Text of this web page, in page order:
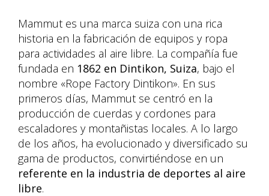
Mammut es una marca suiza con una rica
historia en la fabricación de equipos y ropa
para actividades al aire libre. La compañía fue
fundada en 1862 en Dintikon, Suiza, bajo el
nombre «Rope Factory Dintikon». En sus
primeros días, Mammut se centró en la
producción de cuerdas y cordones para
escaladores y montañistas locales. A lo largo
de los años, ha evolucionado y diversificado su
gama de productos, convirtiéndose en un
referente en la industria de deportes al aire
libre.